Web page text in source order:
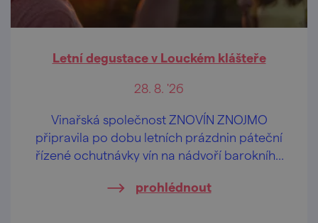
Letní degustace v Louckém klášteře
28. 8. '26
Vinařská společnost ZNOVÍN ZNOJMO
připravila po dobu letních prázdnin páteční
řízené ochutnávky vín na nádvoří barokního
prohlédnout